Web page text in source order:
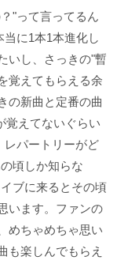
"って言ってるん
に1本1本進化し
いし、さっきの"暫
覚えてもらえる余
の新曲と定番の曲
覚えてないぐらい
レパートリーがど
頃しか知らな
ブに来るとその頃
います。ファンの
めちゃめちゃ思い
も楽しんでもらえ